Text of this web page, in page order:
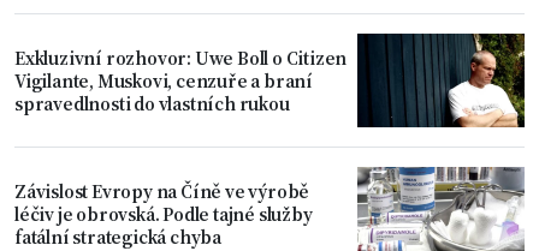
Exkluzivní rozhovor: Uwe Boll o Citizen
Vigilante, Muskovi, cenzuře a braní
spravedlnosti do vlastních rukou
Závislost Evropy na Číně ve výrobě
léčiv je obrovská. Podle tajné služby
fatální strategická chyba